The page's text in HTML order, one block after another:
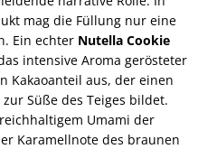
mag die Füllung nur eine
Ein echter Nutella Cookie
intensive Aroma gerösteter
Kakaoanteil aus, der einen
Süße des Teiges bildet.
Umami der
Karamellnote des braunen